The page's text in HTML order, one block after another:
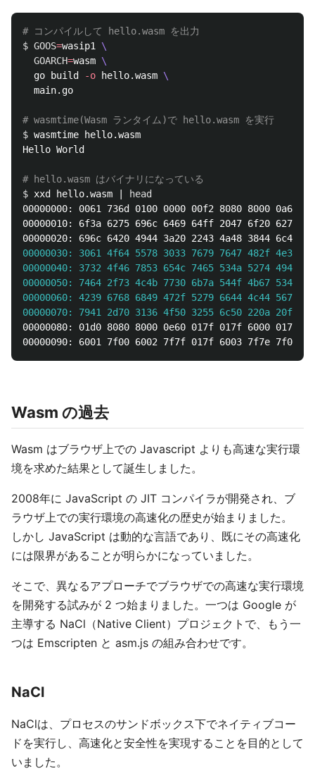
# コンパイルして hello.wasm を出力
$ GOOS=wasip1 \
GOARCH=wasm \
  go build
-o hello.wasm \
  main.go
# wasmtime(Wasm ランタイム)で hello.wasm を実行
$ wasmtime hello.wasm
Hello World
# hello.wasm はバイナリになっている
$ xxd hello.wasm |
00000000: 0061 736d 0100 0000 00f2 8080 8000
00000010: 6f3a 6275 696c 6469 64ff 2047 6f20 6275
00000020: 696c 6420 4944 3a20 2243 4a48 3844
00000030: 3061 4f64 5578 3033 7679 7647 482f 4e36
00000040: 3732 4f46 7853 654c 7465 534a 5274 4945
00000050: 7464 2f73 4c4b 7730 6b7a 544f 4b67 534c
00000060: 4239 6768 6849 472f 5279 6644 4c44 5672
00000070: 7941 2d70 3136 4f50 3255 6c50 220a 20ff
00000080: 01d0 8080 8000 0e60 017f 017f 6000
00000090: 6001 7f00 6002 7f7f 017f 6003 7f7e 7f01
Wasm の過去
Wasm はブラウザ上での Javascript よりも高速な実行環
境を求めた結果として誕生しました。
2008年に JavaScript の JIT コンパイラが開発され、ブ
ラウザ上での実行環境の高速化の歴史が始まりました。
しかし JavaScript は動的な言語であり、既にその高速化
には限界があることが明らかになっていました。
そこで、異なるアプローチでブラウザでの高速な実行環境
を開発する試みが 2 つ始まりました。一つは Google が
主導する NaCl（Native Client）プロジェクトで、もう一
つは Emscripten と asm.js の組み合わせです。
NaCl
NaClは、プロセスのサンドボックス下でネイティブコー
ドを実行し、高速化と安全性を実現することを目的として
いました。